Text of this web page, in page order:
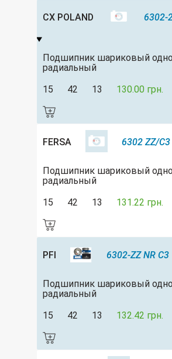
CX POLAND 6302-
Подшипник шариковый
радиальный
15
42 13 130.00 грн.
FERSA 6302 ZZ/C3
Подшипник шариковый
радиальный
15
42 13 131.22 грн.
PFI 6302-ZZ NR C3
Подшипник шариковый
радиальный
15
42 13 132.42 грн.